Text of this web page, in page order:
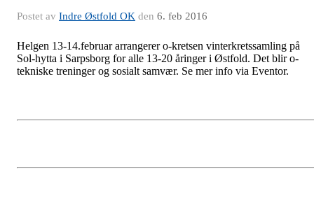
Postet av Indre Østfold OK den 6. feb 2016
Helgen 13-14.februar arrangerer o-kretsen vinterkretssamling på
Sol-hytta i Sarpsborg for alle 13-20 åringer i Østfold. Det blir o-
tekniske treninger og sosialt samvær. Se mer info via Eventor.